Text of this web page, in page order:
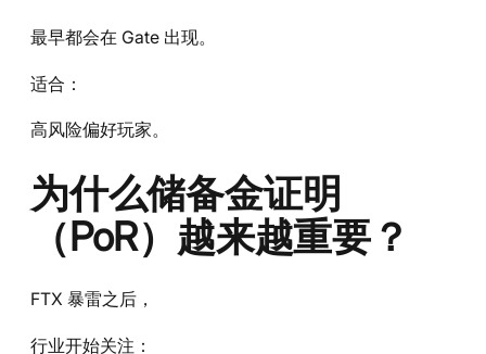
最早都会在 Gate 出现。
适合：
高风险偏好玩家。
为什么储备金证明
（PoR）越来越重要？
FTX 暴雷之后，
行业开始关注：